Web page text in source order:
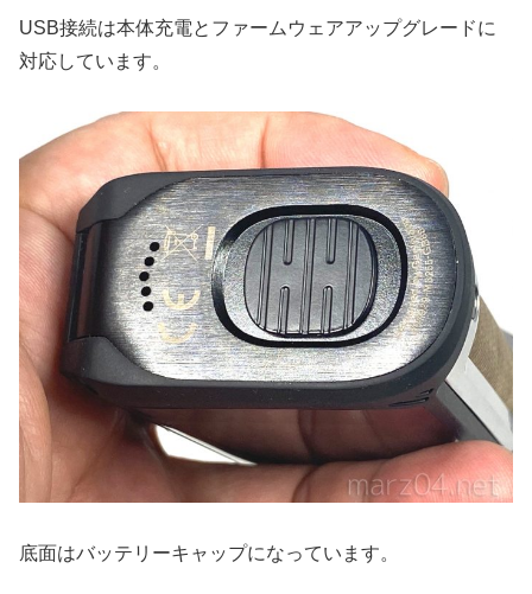
USB接続は本体充電とファームウェアアップグレードに
対応しています。
底面はバッテリーキャップになっています。